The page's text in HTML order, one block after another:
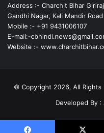
Address :- Charchit Bihar
Gandhi Nagar, Kali Mandir
Mobile :- +91 9431006107
E-mail:-
Website :-
© Copyright 2026, All
Developed By